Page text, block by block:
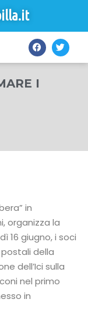
I
in
organizza la
16 giugno, i soci
della
dell’Ici sulla
nel primo
in